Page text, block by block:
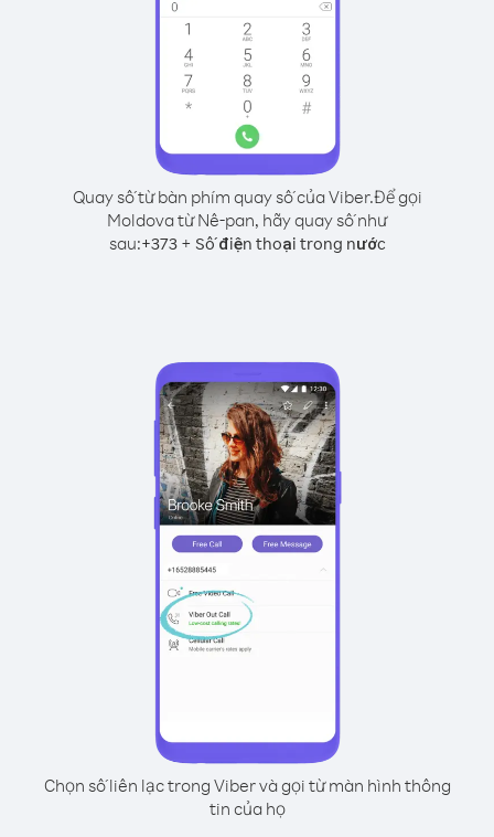
Quay số từ bàn phím quay số của Viber.Để gọi
Moldova từ Nê-pan, hãy quay số như
sau:+373+ Số điện thoại trong nước
Chọn số liên lạc trong Viber và gọi từ màn hình thông
tin của họ